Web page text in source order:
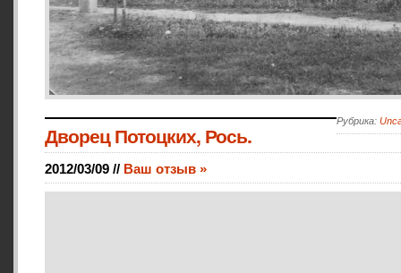
Рубрика:
Дворец Потоцких, Рось.
2012/03/09 // Ваш отзыв »